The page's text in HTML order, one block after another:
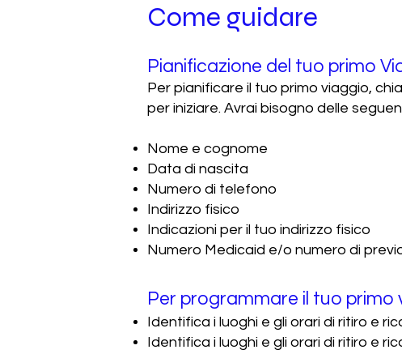
Come guidare
Pianificazione del tuo primo
Per pianificare il tuo primo viaggio,
per iniziare. Avrai bisogno delle
Nome e cognome
Data di nascita
Numero di telefono
Indirizzo fisico
Indicazioni per il tuo indirizzo fisico
Numero Medicaid e/o numero di
Per programmare il tuo primo
Identifica i luoghi e gli orari di ritiro e
Identifica i luoghi e gli orari di ritiro e